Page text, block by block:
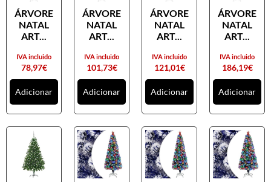
ÁRVORE
NATAL
ART...
78,97€
IVA incluido
Adicionar
ÁRVORE
NATAL
ART...
101,73€
IVA incluido
Adicionar
ÁRVORE
NATAL
ART...
121,01€
IVA incluido
Adicionar
ÁRVORE
NATAL
ART...
186,19€
IVA incluido
Adicionar